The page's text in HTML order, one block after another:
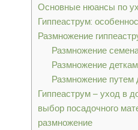
Основные нюансы по
Гиппеаструм:
Размножение
Размножение
Размножение
Размножение путем
Гиппеаструм – уход в
выбор посадочного
размножение